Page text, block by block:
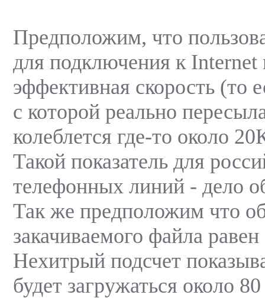
Предположим, что
для подключения к
эффективная скорость (то
с которой реально
колеблется где-то около
Такой показатель для
телефонных линий - дело
Так же предположим что
закачиваемого файла
Нехитрый подсчет
будет загружаться около